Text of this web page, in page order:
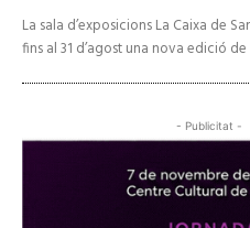
La sala d’exposicions La Caixa de
fins al 31 d’agost una nova edició de
- Publicitat -